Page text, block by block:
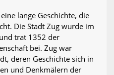
lange Geschichte, die
Die Stadt Zug wurde im
trat 1352 der
bei. Zug war
deren Geschichte sich in
und Denkmälern der